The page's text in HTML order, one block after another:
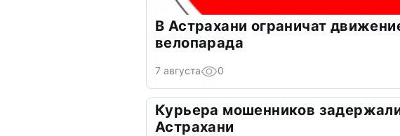
В Астрахани ограничат
велопарада
7 августа 0
Курьера мошенников
Астрахани